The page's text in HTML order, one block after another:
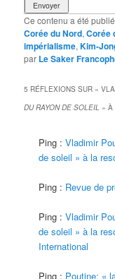
Ce contenu a été
Corée du Nord,Corée
impérialisme,Kim-
par Le Saker
5 RÉFLEXIONS SUR «
DU RAYON DE SOLEIL » À
Ping :Vladimir
de soleil » à la
Ping : Revue de
Ping :Vladimir
de soleil » à la
International
Ping : Poutine: «